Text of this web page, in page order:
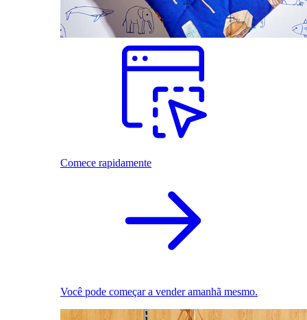
Comece rapidamente
Você pode começar a vender amanhã mesmo.